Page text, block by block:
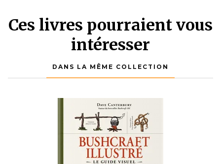
Ces livres pourraient vous
intéresser
DANS LA MÊME COLLECTION